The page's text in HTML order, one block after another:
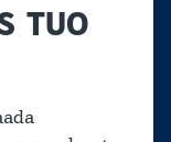
TUO